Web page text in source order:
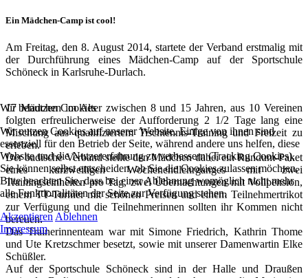
Ein Mädchen-Camp ist cool!
Am Freitag, den 8. August 2014, startete der Verband erstmalig mit
der Durchführung eines Mädchen-Camp auf der Sportschule
Schöneck in Karlsruhe-Durlach.
17 Mädchen im Alter zwischen 8 und 15 Jahren, aus 10 Vereinen
folgten erfreulicherweise der Aufforderung 2 1/2 Tage lang eine
Mischung aus qualifiziertem Tischtennis-Training und Freizeit zu
erleben.
Der badische Verband stellte den Mädchen dabei ein Rundum-Paket
eines kurzweiligen Wochenendlehrganges mit zwei
Trainingseinheiten pro Tag, zwei Übernachtungen mit Vollpension,
einem TT-Turnier mit schönen Preisen und einem Teilnehmertrikot
zur Verfügung und die Teilnehmerinnen sollten ihr Kommen nicht
bereuen.
Das Trainerinnenteam war mit Simone Friedrich, Kathrin Thome
und Ute Kretzschmer besetzt, sowie mit unserer Damenwartin Elke
Schüßler.
Auf der Sportschule Schöneck sind in der Halle und Draußen
Wir benutzen Cookies
Wir nutzen Cookies auf unserer Website. Einige von ihnen sind
essenziell für den Betrieb der Seite, während andere uns helfen, diese
Website und die Nutzererfahrung zu verbessern (Tracking Cookies).
Sie können selbst entscheiden, ob Sie die Cookies zulassen möchten.
Bitte beachten Sie, dass bei einer Ablehnung womöglich nicht mehr
alle Funktionalitäten der Seite zur Verfügung stehen.
Akzeptieren Ablehnen
Impressum